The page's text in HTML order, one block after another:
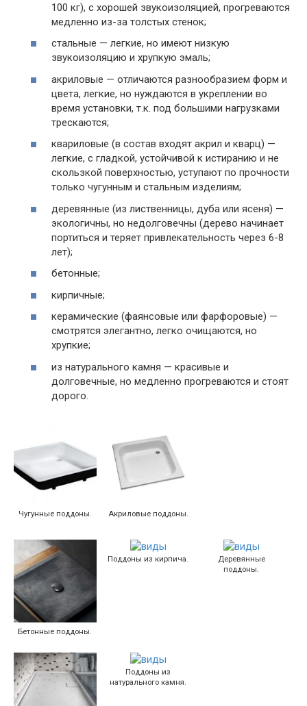
100 кг), с хорошей звукоизоляцией, прогреваются
медленно из-за толстых стенок;
стальные — легкие, но имеют низкую
звукоизоляцию и хрупкую эмаль;
акриловые — отличаются разнообразием форм и
цвета, легкие, но нуждаются в укреплении во
время установки, т.к. под большими нагрузками
трескаются;
квариловые (в состав входят акрил и кварц) —
легкие, с гладкой, устойчивой к истиранию и не
скользкой поверхностью, уступают по прочности
только чугунным и стальным изделиям;
деревянные (из лиственницы, дуба или ясеня) —
экологичны, но недолговечны (дерево начинает
портиться и теряет привлекательность через 6-8
лет);
бетонные;
кирпичные;
керамические (фаянсовые или фарфоровые) —
смотрятся элегантно, легко очищаются, но
хрупкие;
из натурального камня — красивые и
долговечные, но медленно прогреваются и стоят
дорого.
Чугунные поддоны. Акриловые поддоны.
Бетонные поддоны.
Поддоны из кирпича.
Деревянные
поддоны.
Поддоны из
натурального камня.